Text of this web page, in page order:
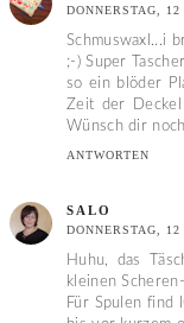
DONNERSTAG,
Schmuswaxl...i
;-) Super
so ein blöder
Zeit der Deckel
Wünsch dir
ANTWORTEN
SALO
DONNERSTAG,
Huhu, das
kleinen
Für Spulen find